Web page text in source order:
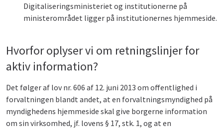
Digitaliseringsministeriet og institutionerne på
ministerområdet ligger på institutionernes hjemmeside.
Hvorfor oplyser vi om retningslinjer for
aktiv information?
Det følger af lov nr. 606 af 12. juni 2013 om offentlighed i
forvaltningen blandt andet, at en forvaltningsmyndighed på
myndighedens hjemmeside skal give borgerne information
om sin virksomhed, jf. lovens § 17, stk. 1, og at en